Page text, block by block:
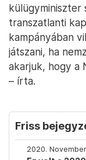
külügyminiszter
transzatlanti
kampányában
játszani, ha
akarjuk, hogy a
– írta.
Friss
2020.